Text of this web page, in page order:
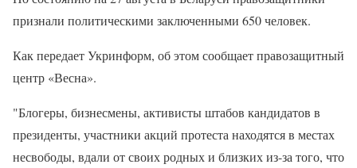
признали политическими заключенными 650 человек.
Как передает Укринформ, об этом сообщает правозащитный
центр «Весна».
"Блогеры, бизнесмены, активисты штабов кандидатов в
президенты, участники акций протеста находятся в местах
несвободы, вдали от своих родных и близких из-за того, что